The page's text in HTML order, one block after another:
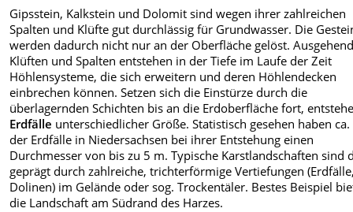
Gipsstein, Kalkstein und Dolomit sind wegen ihrer zahlreichen
Spalten und Klüfte gut durchlässig für Grundwasser. Die
werden dadurch nicht nur an der Oberfläche gelöst.
Klüften und Spalten entstehen in der Tiefe im Laufe der Zeit
Höhlensysteme, die sich erweitern und deren Höhlendecken
einbrechen können. Setzen sich die Einstürze durch die
überlagernden Schichten bis an die Erdoberfläche fort,
Erdfälle unterschiedlicher Größe. Statistisch gesehen haben ca.
der Erdfälle in Niedersachsen bei ihrer Entstehung einen
Durchmesser von bis zu 5 m. Typische Karstlandschaften sind
geprägt durch zahlreiche, trichterförmige Vertiefungen
Dolinen) im Gelände oder sog. Trockentäler. Bestes Beispiel
die Landschaft am Südrand des Harzes.